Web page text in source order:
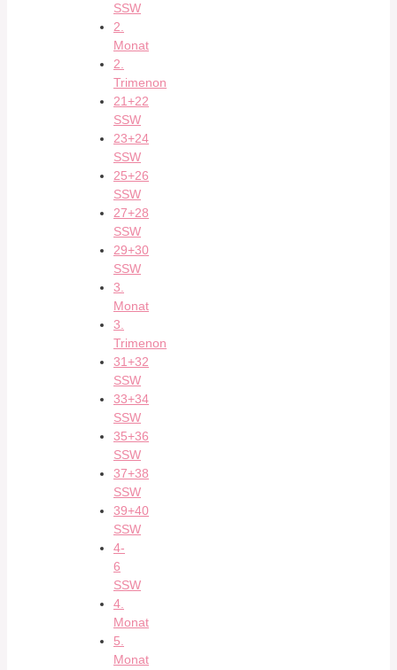
SSW
2.
Monat
2.
Trimenon
21+22
SSW
23+24
SSW
25+26
SSW
27+28
SSW
29+30
SSW
3.
Monat
3.
Trimenon
31+32
SSW
33+34
SSW
35+36
SSW
37+38
SSW
39+40
SSW
4-
6
SSW
4.
Monat
5.
Monat